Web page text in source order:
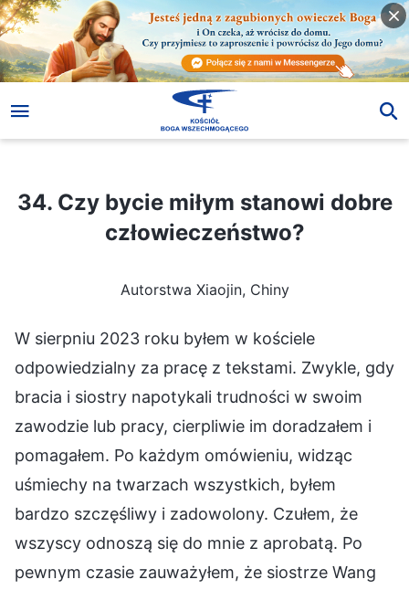
34. Czy bycie miłym stanowi dobre człowieczeństwo?
34. Czy bycie miłym stanowi dobre
człowieczeństwo?
Autorstwa Xiaojin, Chiny
W sierpniu 2023 roku byłem w kościele
odpowiedzialny za pracę z tekstami. Zwykle, gdy
bracia i siostry napotykali trudności w swoim
zawodzie lub pracy, cierpliwie im doradzałem i
pomagałem. Po każdym omówieniu, widząc
uśmiechy na twarzach wszystkich, byłem
bardzo szczęśliwy i zadowolony. Czułem, że
wszyscy odnoszą się do mnie z aprobatą. Po
pewnym czasie zauważyłem, że siostrze Wang